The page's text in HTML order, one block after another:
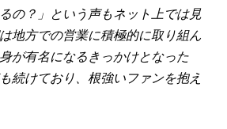
の？」という声もネット上では見
地方での営業に積極的に取り組ん
が有名になるきっかけとなった
続けており、根強いファンを抱え